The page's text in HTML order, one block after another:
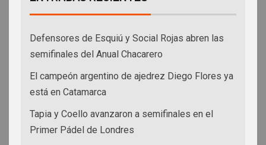
Defensores de Esquiú y Social Rojas abren las
semifinales del Anual Chacarero
El campeón argentino de ajedrez Diego Flores ya
está en Catamarca
Tapia y Coello avanzaron a semifinales en el
Primer Pádel de Londres